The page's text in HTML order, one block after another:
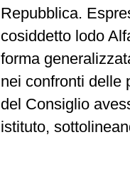
Repubblica.
cosiddetto lodo
forma
nei confronti delle
del Consiglio
istituto,